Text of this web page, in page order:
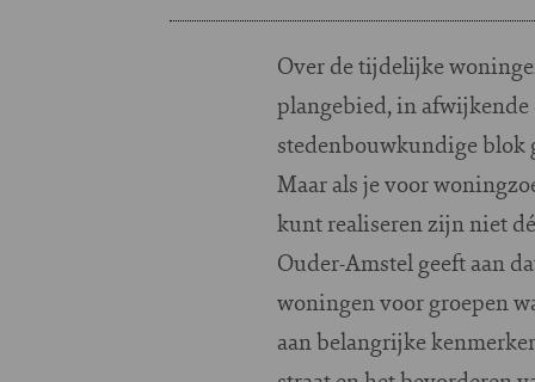
Over de tijdelijke
plangebied, in
stedenbouwkundige blok
Maar als je voor
kunt realiseren zijn niet
Ouder-Amstel geeft aan
woningen voor groepen
aan belangrijke